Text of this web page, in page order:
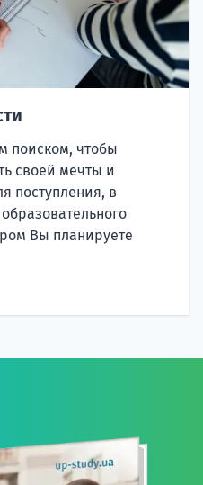
поиском, чтобы
своей мечты и
поступления, в
Вы планируете